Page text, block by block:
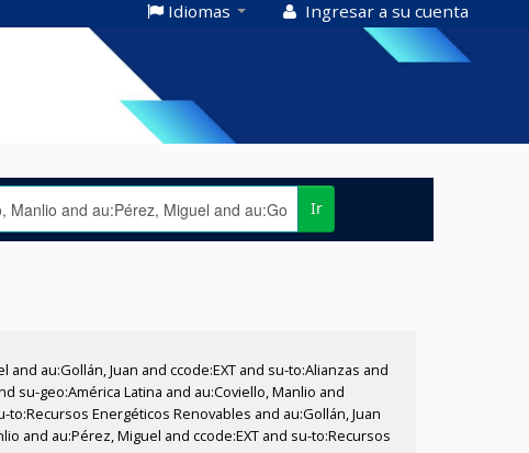
Idiomas Ingresar a su cuenta
Ir
and au:Gollán, Juan and ccode:EXT and su-to:Alianzas and
su-geo:América Latina and au:Coviello, Manlio and
Energéticos Renovables and au:Gollán, Juan
and au:Pérez, Miguel and ccode:EXT and su-to:Recursos